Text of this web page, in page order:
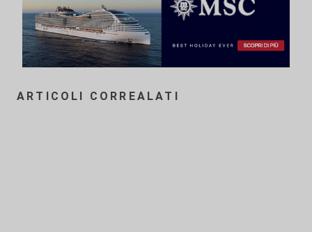
ARTICOLI CORREALATI